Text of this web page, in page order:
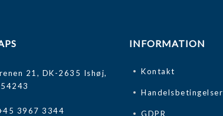
21, DK-2635 Ishøj,
3967 3344
INFORMATION
Kontakt
Handelsbetingelser
GDPR